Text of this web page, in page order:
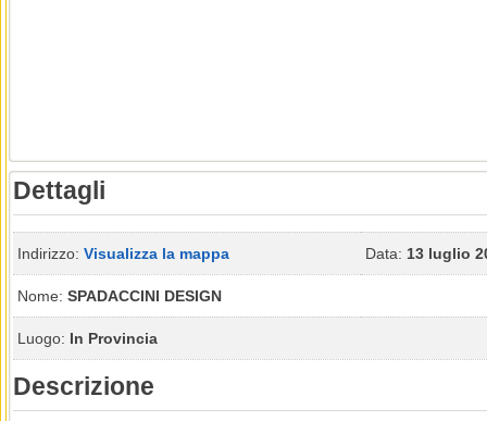
Dettagli
Indirizzo: Visualizza la mappa Data: 13 luglio
Nome: SPADACCINI DESIGN
Luogo: In Provincia
Descrizione